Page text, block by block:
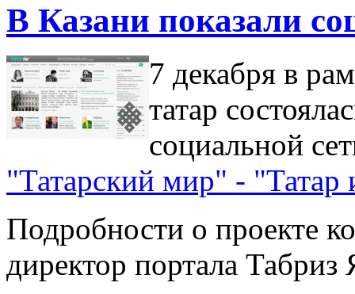
В Казани показали
7 декабря в
татар
социальной
"Татарский мир" - "Татар
Подробности о проекте
директор портала Табриз